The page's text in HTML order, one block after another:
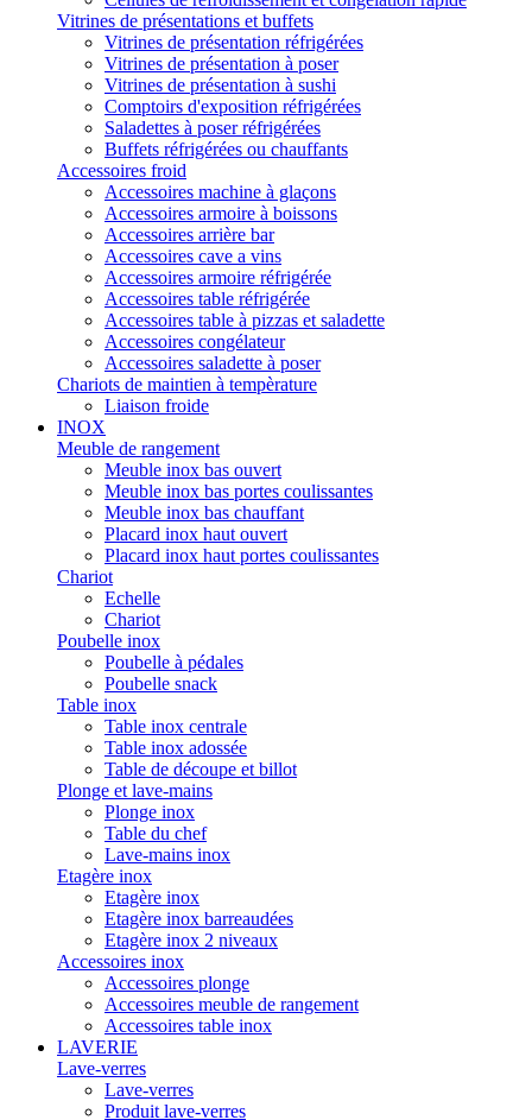
Vitrines de présentations et buffets
Vitrines de présentation réfrigérées
Vitrines de présentation à poser
Vitrines de présentation à sushi
Comptoirs d'exposition réfrigérées
Saladettes à poser réfrigérées
Buffets réfrigérées ou chauffants
Accessoires froid
Accessoires machine à glaçons
Accessoires armoire à boissons
Accessoires arrière bar
Accessoires cave a vins
Accessoires armoire réfrigérée
Accessoires table réfrigérée
Accessoires table à pizzas et saladette
Accessoires congélateur
Accessoires saladette à poser
Chariots de maintien à tempèrature
Liaison froide
INOX
Meuble de rangement
Meuble inox bas ouvert
Meuble inox bas portes coulissantes
Meuble inox bas chauffant
Placard inox haut ouvert
Placard inox haut portes coulissantes
Chariot
Echelle
Chariot
Poubelle inox
Poubelle à pédales
Poubelle snack
Table inox
Table inox centrale
Table inox adossée
Table de découpe et billot
Plonge et lave-mains
Plonge inox
Table du chef
Lave-mains inox
Etagère inox
Etagère inox
Etagère inox barreaudées
Etagère inox 2 niveaux
Accessoires inox
Accessoires plonge
Accessoires meuble de rangement
Accessoires table inox
LAVERIE
Lave-verres
Lave-verres
Produit lave-verres